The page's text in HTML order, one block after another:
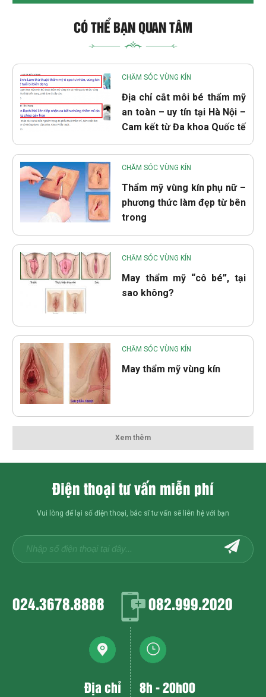
CÓ THỂ BẠN QUAN TÂM
CHĂM SÓC VÙNG KÍN
Địa chỉ cắt môi bé thẩm mỹ
an toàn – uy tín tại Hà Nội –
Cam kết từ Đa khoa Quốc tế
CHĂM SÓC VÙNG KÍN
Thẩm mỹ vùng kín phụ nữ –
phương thức làm đẹp từ bên
trong
CHĂM SÓC VÙNG KÍN
May thẩm mỹ “cô bé”, tại
sao không?
CHĂM SÓC VÙNG KÍN
May thẩm mỹ vùng kín
Xem thêm
Điện thoại tư vấn miễn phí
Vui lòng để lại số điện thoại, bác sĩ tư vấn sẽ liên hệ với bạn
024.3678.8888 082.999.2020
Địa chỉ 8h - 20h00